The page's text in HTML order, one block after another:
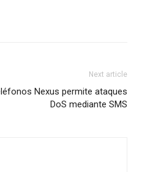
Next article
Nexus permite ataques
DoS mediante SMS